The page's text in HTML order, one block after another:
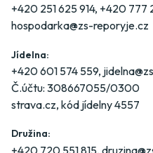
+420 251 625 914, +420 777
hospodarka@zs-reporyje.cz
Jídelna:
+420 601 574 559,
Č.účtu: 308667055/0300
strava.cz, kód jídelny 4557
Družina:
+420 720 551 815,